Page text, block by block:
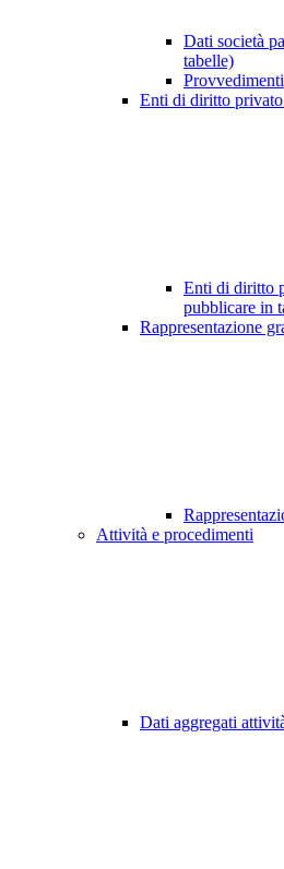
Dati società
tabelle)
Provvedimenti
Enti di diritto
Enti di diritto
pubblicare in
Rappresentazione
Attività e procedimenti
Dati aggregati